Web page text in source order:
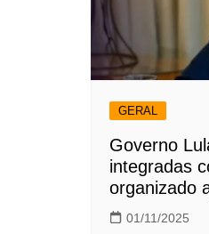
GERAL
Governo
integradas
organizado
01/11/2025